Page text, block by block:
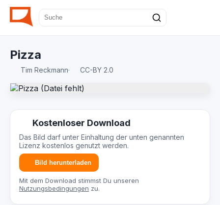
Pizza
Tim Reckmann· CC-BY 2.0
Kostenloser Download
Das Bild darf unter Einhaltung der unten genannten
Lizenz kostenlos genutzt werden.
Bild herunterladen
Mit dem Download stimmst Du unseren
Nutzungsbedingungen zu.